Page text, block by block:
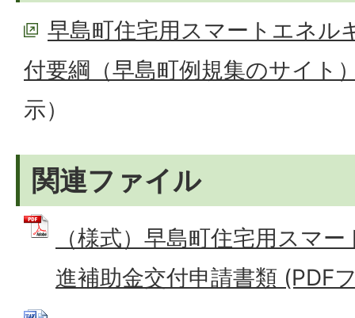
早島町住宅用スマートエネル
付要綱（早島町例規集のサイト
示）
関連ファイル
（様式）早島町住宅用スマ
進補助金交付申請書類 (PDF